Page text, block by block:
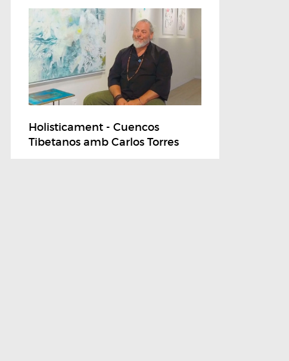
Holisticament - Cuencos
Tibetanos amb Carlos Torres